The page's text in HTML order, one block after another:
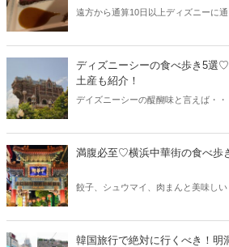
遠方から通算10日以上ディズニーに
ディズニーシーの食べ歩き5選
土産も紹介！
デイズニーシーの醍醐味と言えば・
までたっぷり紹介します。
満腹必至♡横浜中華街の食べ歩
餃子、シュウマイ、肉まんと美味しい
メをご紹介します♡
韓国旅行で絶対に行くべき！明